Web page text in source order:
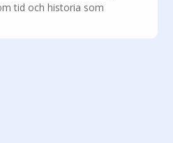
tid och historia som